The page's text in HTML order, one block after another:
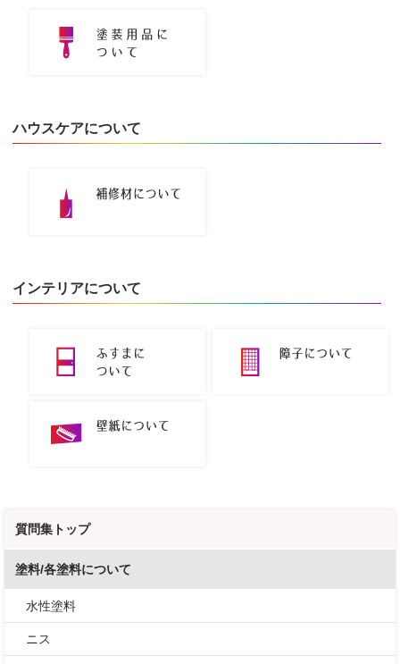
ハウスケアについて
インテリアについて
質問集トップ
塗料/各塗料について
水性塗料
ニス